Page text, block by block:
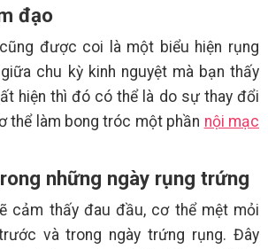
đạo
được coi là một biểu hiện rụng
chu kỳ kinh nguyệt mà bạn thấy
hiện thì đó có thể là do sự thay đổi
thể làm bong tróc một phần nội mạc
những ngày rụng trứng
cảm thấy đau đầu, cơ thể mệt mỏi
và trong ngày trứng rụng. Đây